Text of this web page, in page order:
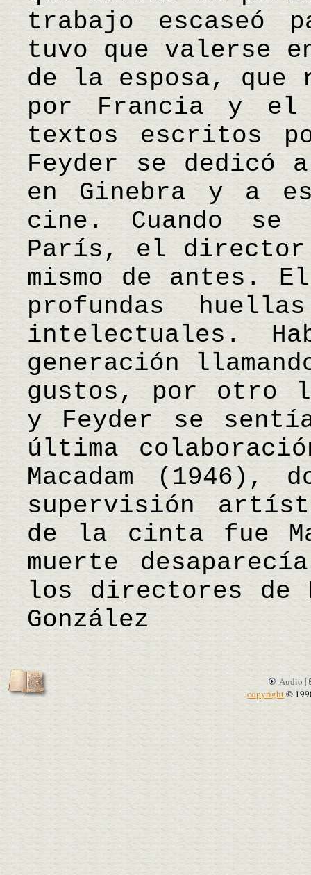
trabajo escaseó
tuvo que valerse
de la esposa,
por Francia y
textos escritos
Feyder se dedicó
en Ginebra y a
cine. Cuando
París, el
mismo de antes.
profundas
intelectuales.
generación
gustos, por otro
y Feyder se
última
Macadam (1946),
supervisión
de la cinta fue
muerte
los directores de
González
Audio |
copyright©